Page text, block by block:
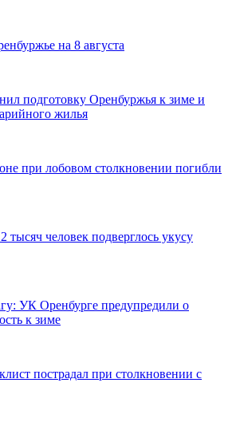
на 8 августа
подготовку Оренбуржья к зиме и
жилья
при лобовом столкновении погибли
тысяч человек подверглось укусу
УК Оренбурге предупредили о
к зиме
пострадал при столкновении с